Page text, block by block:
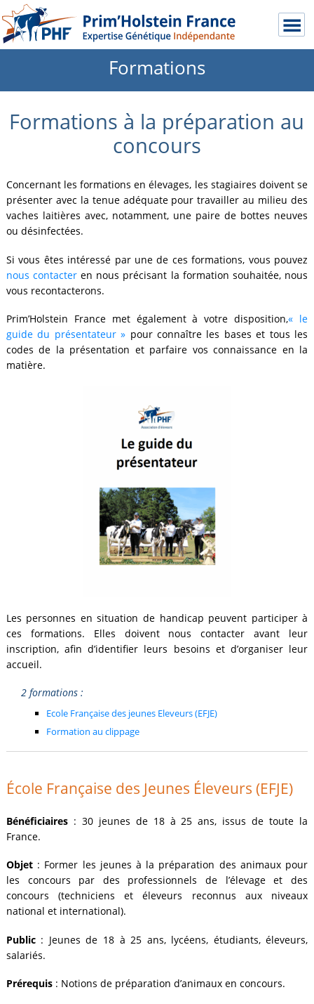
Formations
Formations à la préparation au
concours
Concernant les formations en élevages, les stagiaires doivent se
présenter avec la tenue adéquate pour travailler au milieu des
vaches laitières avec, notamment, une paire de bottes neuves
ou désinfectées.
Si vous êtes intéressé par une de ces formations, vous pouvez
nous contacter en nous précisant la formation souhaitée, nous
vous recontacterons.
Prim’Holstein France met également à votre disposition,« le
guide du présentateur » pour connaître les bases et tous les
codes de la présentation et parfaire vos connaissance en la
matière.
Les personnes en situation de handicap peuvent participer à
ces formations. Elles doivent nous contacter avant leur
inscription, afin d’identifier leurs besoins et d’organiser leur
accueil.
2 formations :
Ecole Française des jeunes Eleveurs (EFJE)
Formation au clippage
École Française des Jeunes Éleveurs (EFJE)
Bénéficiaires : 30 jeunes de 18 à 25 ans, issus de toute la
France.
Objet : Former les jeunes à la préparation des animaux pour
les concours par des professionnels de l’élevage et des
concours (techniciens et éleveurs reconnus aux niveaux
national et international).
Public : Jeunes de 18 à 25 ans, lycéens, étudiants, éleveurs,
salariés.
Prérequis: Notions de préparation d’animaux en concours.